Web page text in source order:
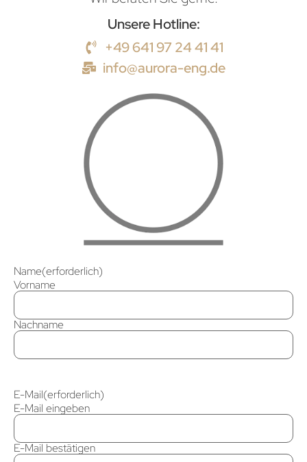
Unsere Hotline:
+49 641 97 24 41 41
info@aurora-eng.de
Name(erforderlich)
Vorname
Nachname
E-Mail(erforderlich)
E-Mail eingeben
E-Mail bestätigen